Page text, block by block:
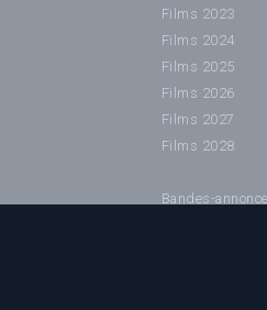
Films 2023
Films 2024
Films 2025
Films 2026
Films 2027
Films 2028
Bandes-